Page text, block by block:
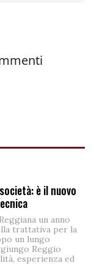
è il nuovo
un anno
trattativa per la
un lungo
Reggio
esperienza ed